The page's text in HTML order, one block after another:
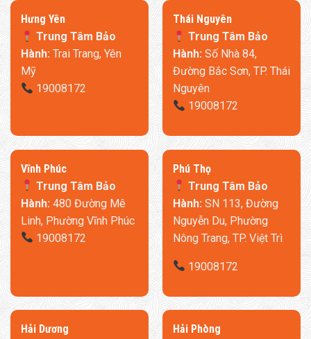
​Hưng Yên
Trung Tâm Bảo
Hành:Trai Trang, Yên
Mỹ
19008172
Thái Nguyên
Trung Tâm Bảo
Hành:Số Nhà 84,
Đường Bắc Sơn, TP. Thái
Nguyên
19008172
​Vĩnh Phúc
Trung Tâm Bảo
Hành: 480 Đường Mê
Linh, Phường Vĩnh Phúc
19008172
​Phú Thọ
Trung Tâm Bảo
Hành: SN 113, Đường
Nguyễn Du, Phường
Nông Trang, TP. Việt Trì
19008172
​Hải Dương
​Hải Phòng